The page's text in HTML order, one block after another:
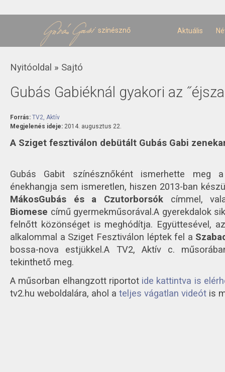
színésznő Aktuális
Jelenlegi hely
Nyitóoldal » Sajtó
Gubás Gabiéknál gyakori az
Forrás: TV2, Aktív
Megjelenés ideje: 2014. augusztus 22.
A Sziget fesztiválon debütált Gubás Gabi
Gubás Gabit színésznőként ismerhette meg
énekhangja sem ismeretlen, hiszen 2013-ban
MákosGubás és a Czutorborsókcímmel,
Biomese című gyermekműsorával.A gyerekdalok
felnőtt közönséget is meghódítja. Együttesével,
alkalommal a Sziget Fesztiválon léptek fel a
bossa-nova estjükkel.A TV2, Aktív c.
tekinthető meg.
A műsorban elhangzott riportot ide kattintva is
tv2.hu weboldalára, ahol a teljes vágatlan videót is